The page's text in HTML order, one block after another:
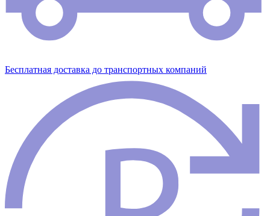
Бесплатная доставка до транспортных компаний